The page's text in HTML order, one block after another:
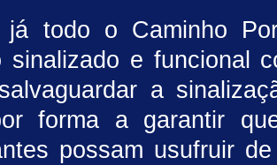
já todo o Caminho
sinalizado e funcional
a
forma a garantir
possam usufruir